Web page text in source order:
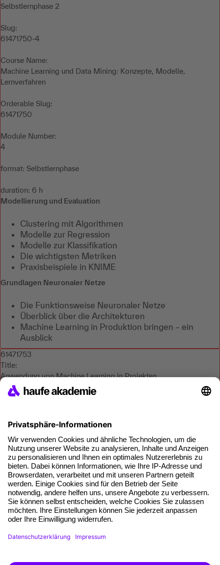
Selbstlernphase 2
Slug:
61471750-4
Course Name:
Machine Learning und Data Mining: Konzepte, Modelle,
Lernverfahren
Orderable Slug:
61471750
Module Number:
4
format: Selbstlernphase
duration: 6 h
Modellierung und Evaluation
Clustering mit Algorithmen
Modelle zur Regression
Modelle zur Klassifikation
Die wichtigsten Metriken
Praxisbeispiele in KNIME
Grundlagen Neuronaler Netze
Die Funktionsweise Neuronaler Netze
Überblick über die Architekturen
Machine Learning in Produktion bringen – ein
Ausblick
61471753
Title:
Anwendung von Machine Learning in Projekten
Slug:
Course Name:
Machine Learning und Data Mining: Konzepte, Modelle,
Lernverfahren
Orderable Slug:
61471750
Module Number:
format: Webinar